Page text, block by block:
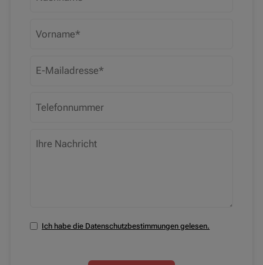
Ich habe die Datenschutzbestimmungen gelesen.